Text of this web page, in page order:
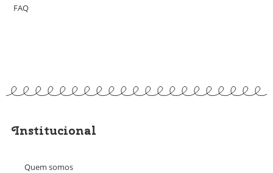
FAQ
Institucional
Quem somos